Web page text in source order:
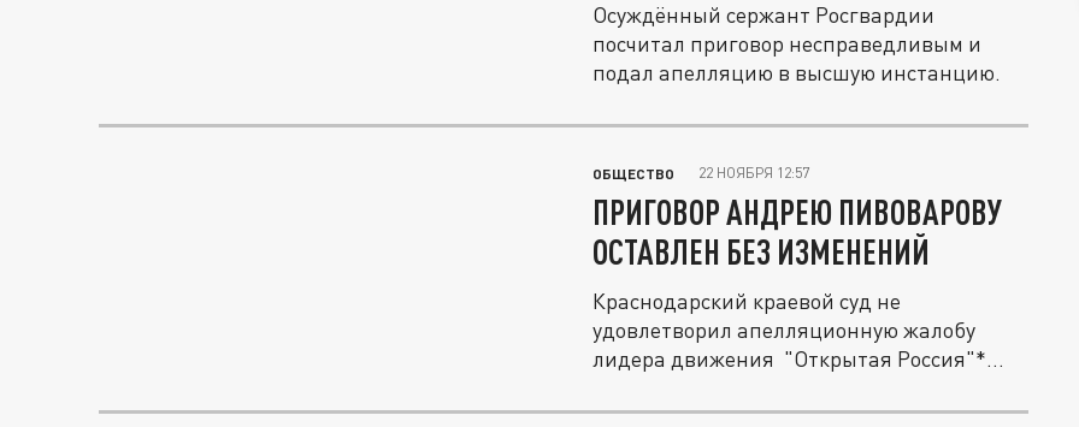
Осуждённый сержант Росгвардии
посчитал приговор несправедливым и
подал апелляцию в высшую инстанцию.
ОБЩЕСТВО 22 НОЯБРЯ 12:57
ПРИГОВОР АНДРЕЮ ПИВОВАРОВУ
ОСТАВЛЕН БЕЗ ИЗМЕНЕНИЙ
Краснодарский краевой суд не
удовлетворил апелляционную жалобу
лидера движения "Открытая Россия"*